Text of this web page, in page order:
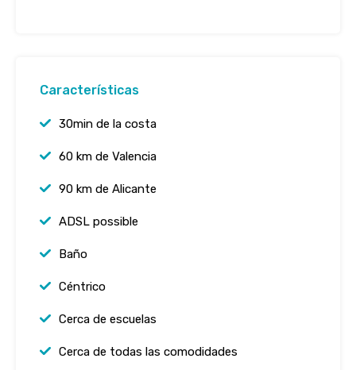
Características
30min de la costa
60 km de Valencia
90 km de Alicante
ADSL possible
Baño
Céntrico
Cerca de escuelas
Cerca de todas las comodidades